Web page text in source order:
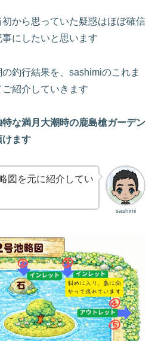
から思っていた疑惑はほぼ確信
にしたいと思います
釣行結果を、sashimiのこれま
紹介していきます
特な満月大潮時の鹿島槍ガーデン
けます
sashimi
図を元に紹介してい